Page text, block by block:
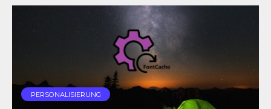
PERSONALISIERUNG